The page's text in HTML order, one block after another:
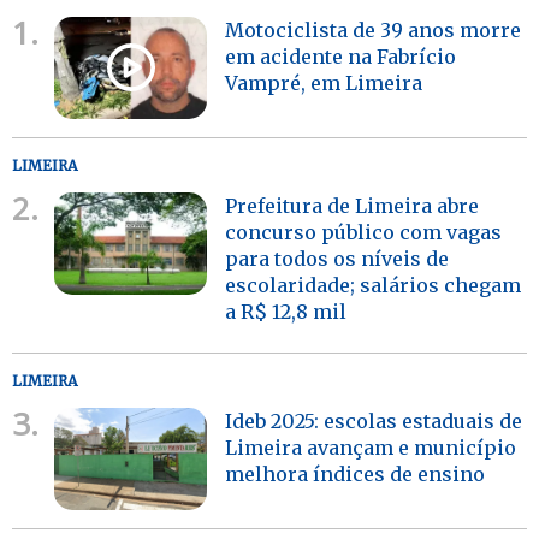
1.
Motociclista de 39 anos morre
em acidente na Fabrício
Vampré, em Limeira
LIMEIRA
2.
Prefeitura de Limeira abre
concurso público com vagas
para todos os níveis de
escolaridade; salários chegam
a R$ 12,8 mil
LIMEIRA
3.
Ideb 2025: escolas estaduais de
Limeira avançam e município
melhora índices de ensino